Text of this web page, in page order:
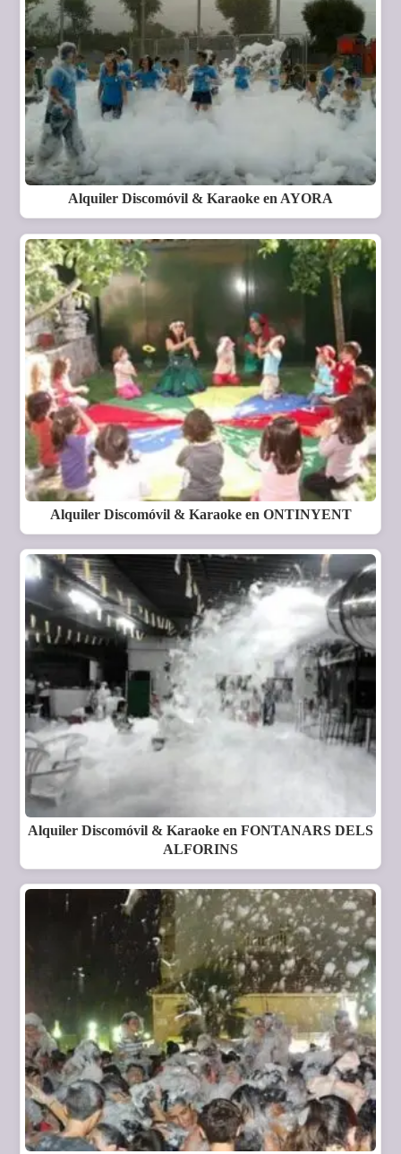
Alquiler Discomóvil & Karaoke en AYORA
Alquiler Discomóvil & Karaoke en ONTINYENT
Alquiler Discomóvil & Karaoke en FONTANARS DELS
ALFORINS